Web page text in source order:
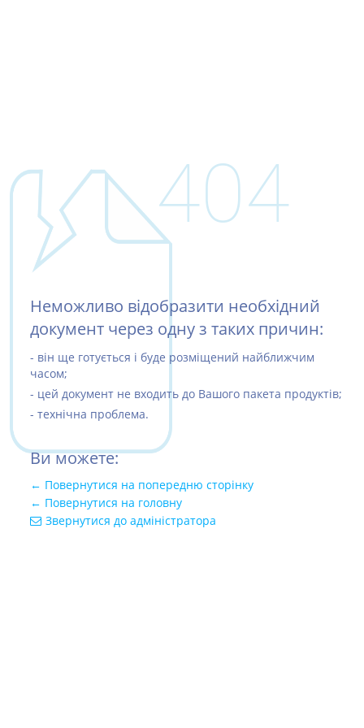
404
Неможливо відобразити необхідний
документ через одну з таких причин:
- він ще готується і буде розміщений найближчим
часом;
- цей документ не входить до Вашого пакета продуктів;
- технічна проблема.
Ви можете:
← Повернутися на попередню сторінку
← Повернутися на головну
Звернутися до адміністратора